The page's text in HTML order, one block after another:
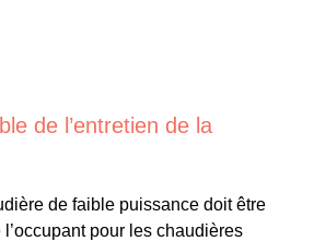
de l’entretien de la
de faible puissance doit être
pour les chaudières